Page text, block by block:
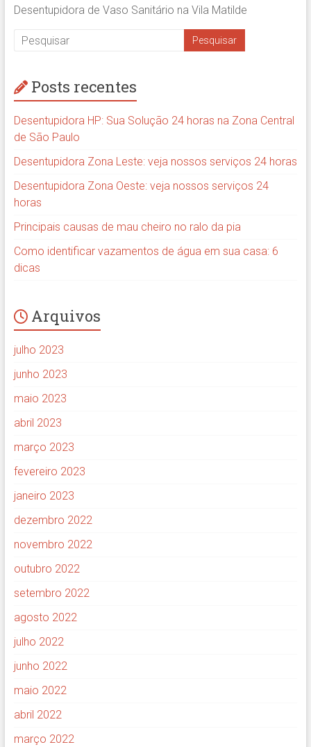
Desentupidora de Vaso Sanitário na Vila Matilde
Posts recentes
Desentupidora HP: Sua Solução 24 horas na Zona Central
de São Paulo
Desentupidora Zona Leste: veja nossos serviços 24 horas
Desentupidora Zona Oeste: veja nossos serviços 24
horas
Principais causas de mau cheiro no ralo da pia
Como identificar vazamentos de água em sua casa: 6
dicas
Arquivos
julho 2023
junho 2023
maio 2023
abril 2023
março 2023
fevereiro 2023
janeiro 2023
dezembro 2022
novembro 2022
outubro 2022
setembro 2022
agosto 2022
julho 2022
junho 2022
maio 2022
abril 2022
março 2022